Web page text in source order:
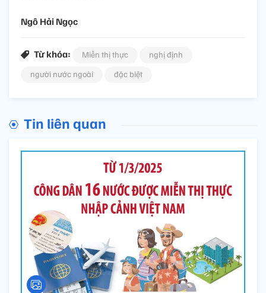
Ngô Hải Ngọc
Từ khóa: Miễn thị thực
nghị định
người nước ngoài
đặc biệt​
Tin liên quan